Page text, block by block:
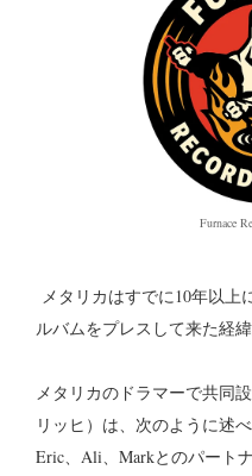
Furnace
メタリカはすでに10年以上
ルバムをプレスして来た経緯
メタリカのドラマーで共同
リッヒ）は、次のように述
Eric、Ali、Markとのパート